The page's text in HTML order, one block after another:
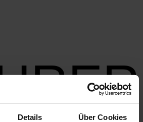
Details Über Cookies